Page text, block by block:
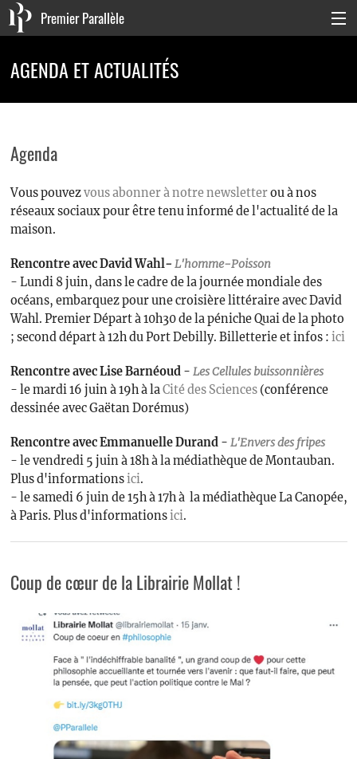
Premier Parallèle
Agenda & actualités
La maison
Connexion
AGENDA ET ACTUALITÉS
Agenda
Vous pouvezvous abonner à notre newsletterou à nos
réseaux sociaux pour être tenu informé de l'actualité de la
maison.
Rencontre avec David Wahl- L'homme-Poisson
- Lundi 8 juin, dans le cadre de la journée mondiale des
océans, embarquez pour une croisière littéraire avec David
Wahl. Premier Départ à 10h30 de la péniche Quai de la photo
; second départ à 12h du Port Debilly. Billetterie et infos : ici
Rencontre avec Lise Barnéoud - LesCellules buissonnières
- le mardi 16 juin à 19h à laCité des Sciences(conférence
dessinée avec Gaëtan Dorémus)
Rencontre avec Emmanuelle Durand - L'Envers des fripes
- le vendredi 5 juin à 18h à la médiathèque de Montauban.
Plus d'informationsici.
- le samedi 6 juin de 15h à 17h à la médiathèque La Canopée,
à Paris. Plus d'informationsici.
Coup de cœur de la Librairie Mollat !